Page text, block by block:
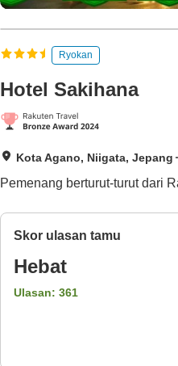
Ryokan
Hotel Sakihana
Kota Agano, Niigata, Jepang
Pemenang berturut-turut dari
Skor ulasan tamu
Hebat
Ulasan: 361